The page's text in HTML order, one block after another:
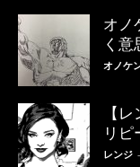
オノ
く意
オノケ
【
リピ
レンジ -